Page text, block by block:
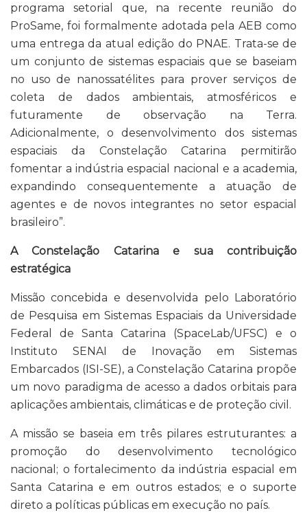
programa setorial que, na recente reunião do
ProSame, foi formalmente adotada pela AEB como
uma entrega da atual edição do PNAE. Trata-se de
um conjunto de sistemas espaciais que se baseiam
no uso de nanossatélites para prover serviços de
coleta de dados ambientais, atmosféricos e
futuramente de observação na Terra.
Adicionalmente, o desenvolvimento dos sistemas
espaciais da Constelação Catarina permitirão
fomentar a indústria espacial nacional e a academia,
expandindo consequentemente a atuação de
agentes e de novos integrantes no setor espacial
brasileiro”.
A Constelação Catarina e sua contribuição
estratégica
Missão concebida e desenvolvida pelo Laboratório
de Pesquisa em Sistemas Espaciais da Universidade
Federal de Santa Catarina (SpaceLab/UFSC) e o
Instituto SENAI de Inovação em Sistemas
Embarcados (ISI-SE), a Constelação Catarina propõe
um novo paradigma de acesso a dados orbitais para
aplicações ambientais, climáticas e de proteção civil.
A missão se baseia em três pilares estruturantes: a
promoção do desenvolvimento tecnológico
nacional; o fortalecimento da indústria espacial em
Santa Catarina e em outros estados; e o suporte
direto a políticas públicas em execução no país.